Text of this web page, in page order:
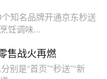
知名品牌开通京东秒送
饪调味...
售战火再燃
别是“首页”“秒送”“新